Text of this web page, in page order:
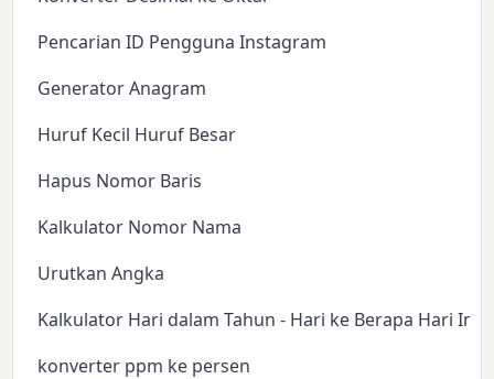
Pencarian ID Pengguna Instagram
Generator Anagram
Huruf Kecil Huruf Besar
Hapus Nomor Baris
Kalkulator Nomor Nama
Urutkan Angka
Kalkulator Hari dalam Tahun - Hari ke Berapa Hari Ini?
konverter ppm ke persen